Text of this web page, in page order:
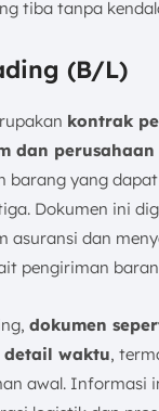
tiba tanpa
(B/L)
kontrak
dan perusahaan
barang yang
Dokumen ini
asuransi dan
pengiriman
dokumen
detail waktu,
awal. Informasi